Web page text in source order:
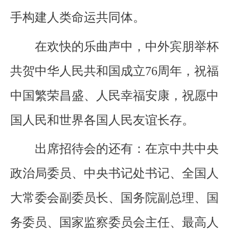
手构建人类命运共同体。
在欢快的乐曲声中，中外宾朋举杯
共贺中华人民共和国成立76周年，祝福
中国繁荣昌盛、人民幸福安康，祝愿中
国人民和世界各国人民友谊长存。
出席招待会的还有：在京中共中央
政治局委员、中央书记处书记、全国人
大常委会副委员长、国务院副总理、国
务委员、国家监察委员会主任、最高人